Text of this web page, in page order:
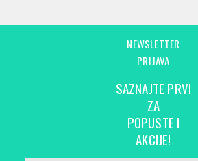
NEWSLETTER
PRIJAVA
SAZNAJTE PRVI
ZA
POPUSTE I
AKCIJE!